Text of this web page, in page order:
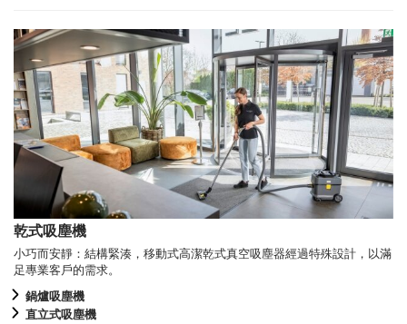
乾式吸塵機
小巧而安靜：結構緊湊，移動式高潔乾式真空吸塵器經過特殊設計，以滿
足專業客戶的需求。
鍋爐吸塵機
直立式吸塵機